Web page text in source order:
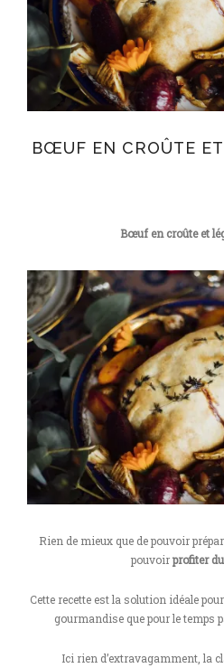
BŒUF EN CROÛTE
Bœuf en croûte et
Rien de mieux que de pouvoir
pouvoirprofiter
Cette recette est la solution idéale
gourmandise que pour le temps
Ici rien d’extravagamment, la